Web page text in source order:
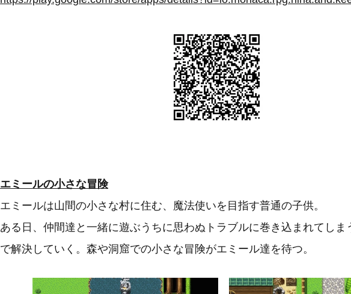
エミールの小さな冒険
エミールは山間の小さな村に住む、魔法使いを目指す普通の子供。
ある日、仲間達と一緒に遊ぶうちに思わぬトラブルに巻き込まれてしま
で解決していく。森や洞窟での小さな冒険がエミール達を待つ。